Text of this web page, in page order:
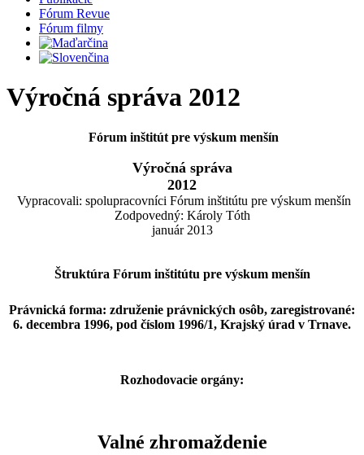
Fórum Revue
Fórum filmy
Výročná správa 2012
Fórum inštitút pre výskum menšín
Výročná správa
2012
Vypracovali: spolupracovníci Fórum inštitútu pre výskum menšín
Zodpovedný: Károly Tóth
január 2013
Štruktúra Fórum inštitútu pre výskum menšín
Právnická forma: združenie právnických osôb, zaregistrované:
6. decembra 1996, pod číslom 1996/1, Krajský úrad v Trnave.
Rozhodovacie orgány:
Valné zhromaždenie